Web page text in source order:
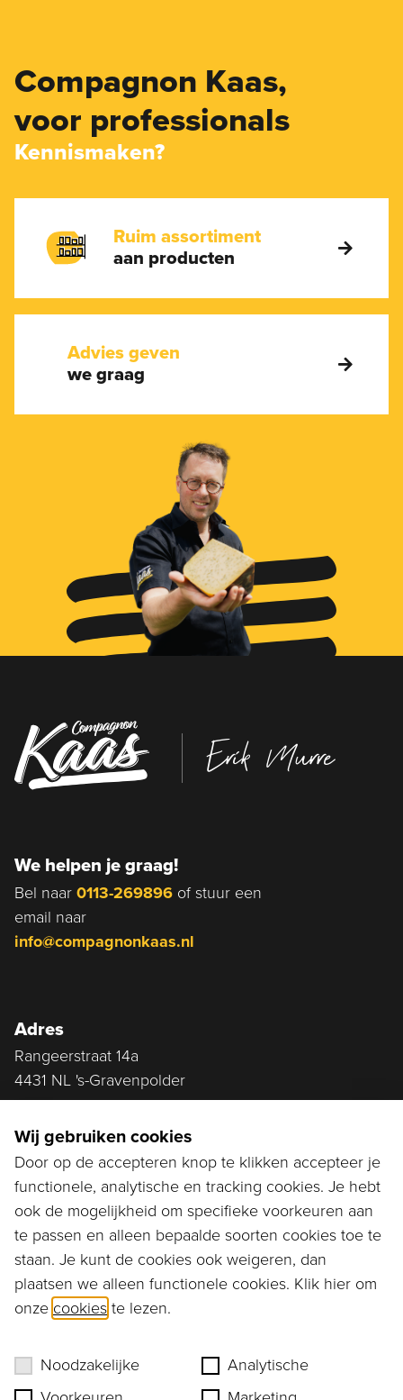
Compagnon Kaas,
voor professionals
Kennismaken?
Ruim assortiment
aan producten
Advies geven
we graag
Erik Murre
We helpen je graag!
Bel naar 0113-269896 of stuur een
email naar
info@compagnonkaas.nl
Adres
Rangeerstraat 14a
4431 NL 's-Gravenpolder
Ga naar...
Bestellen
Diensten
Assortiment
Ons verhaal
Wij gebruiken cookies
Door op de accepteren knop te klikken accepteer je
functionele, analytische en tracking cookies. Je hebt
ook de mogelijkheid om specifieke voorkeuren aan
te passen en alleen bepaalde soorten cookies toe te
staan. Je kunt de cookies ook weigeren, dan
plaatsen we alleen functionele cookies. Klik hier om
onze cookies te lezen.
Noodzakelijke
Analytische